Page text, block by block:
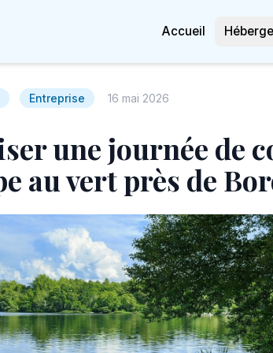
Accueil
Entreprise 16 mai 2026
une journée de
au vert près de